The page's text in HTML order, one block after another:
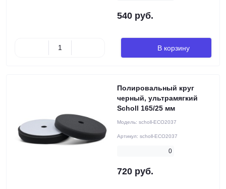
540 руб.
В корзину
Полировальный круг
черный, ультрамягкий
Scholl 165/25 мм
Модель: scholl-ECO2037
Артикул: scholl-ECO2037
0
720 руб.